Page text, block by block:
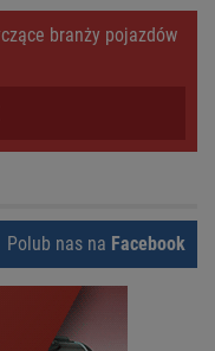
branży pojazdów
Polub nas na Facebook